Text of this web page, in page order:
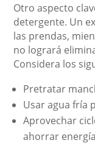
Otro aspecto
detergente. Un
las prendas,
no logrará
Considera los
Pretratar
Usar agua fría
Aprovechar
ahorrar